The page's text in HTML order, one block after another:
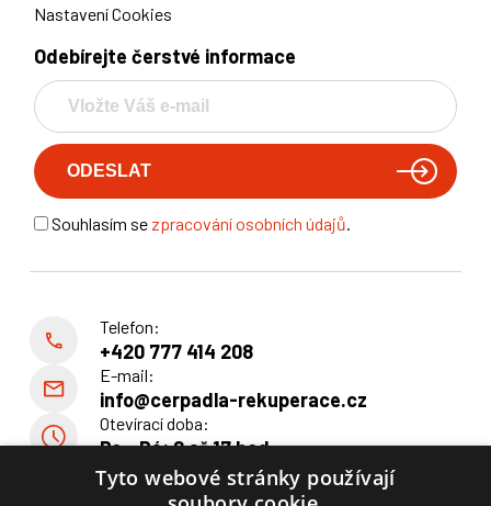
Nastavení Cookies
Odebírejte čerstvé informace
Souhlasím se zpracování osobních údajů.
Telefon:
+420 777 414 208
E-mail:
info@cerpadla-rekuperace.cz
Otevírací doba:
Po - Pá: 8 až 17 hod
Tyto webové stránky používají